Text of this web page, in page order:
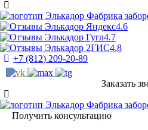
Фабрика
4.6
4.7
4.8
+7 (812) 209-20-89
Заказать
Фабрика
Получить консультацию